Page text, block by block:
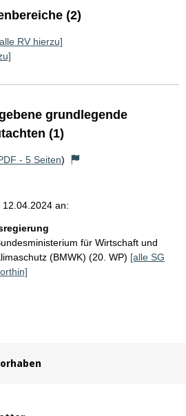
(2)
RV hierzu]
grundlegende
(1)
- 5 Seiten)
an:
für Wirtschaft und
(BMWK) (20. WP) [alle SG